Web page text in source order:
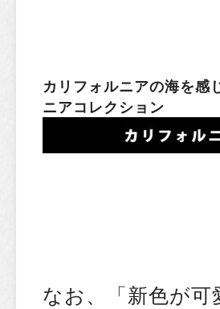
カリフォルニアの海を
ニアコレクション
なお、「新色が